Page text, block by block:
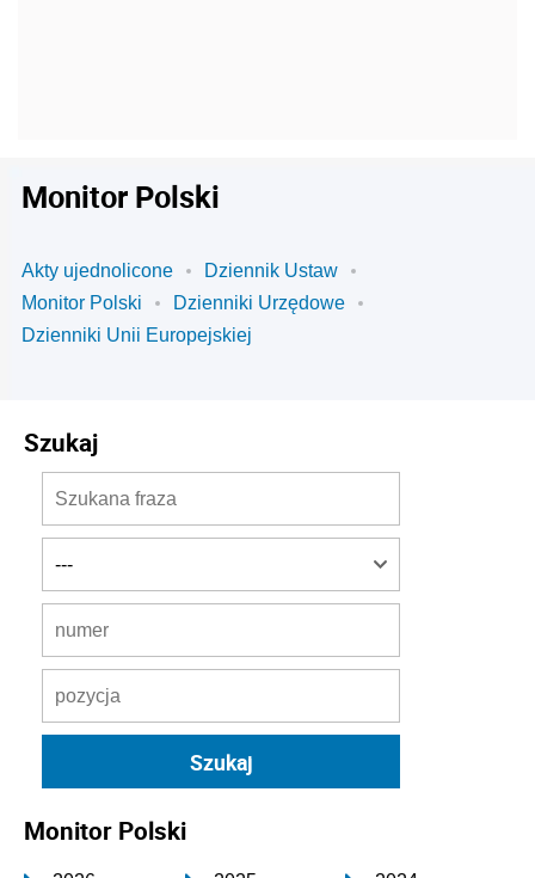
Monitor Polski
Akty ujednolicone
Dziennik Ustaw
Monitor Polski
Dzienniki Urzędowe
Dzienniki Unii Europejskiej
Szukaj
Monitor Polski